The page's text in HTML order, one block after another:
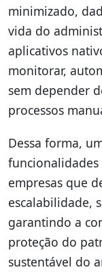
minimizado,
vida do
aplicativos
monitorar,
sem depender
processos
Dessa forma,
funcionalidades
empresas que
escalabilidade,
garantindo a
proteção do
sustentável do